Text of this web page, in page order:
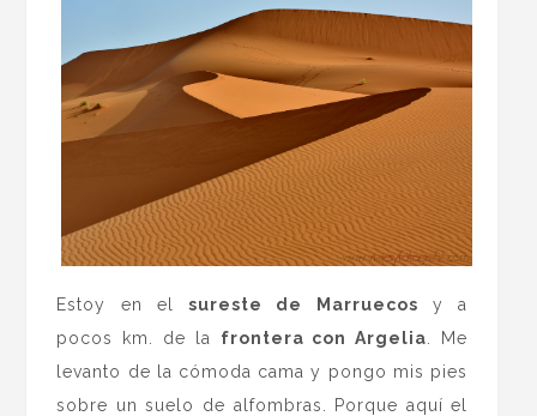
Estoy en elsureste de Marruecos y a
pocos km. de la frontera con Argelia . Me
levanto de la cómoda cama y pongo mis pies
sobre un suelo de alfombras. Porque aquí el